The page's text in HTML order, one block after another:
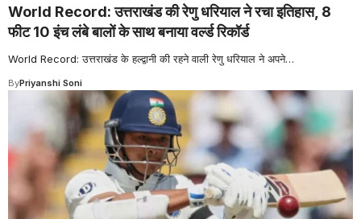
World Record: उत्तराखंड की रेणु धरियाल ने रचा इतिहास, 8
फीट 10 इंच लंबे बालों के साथ बनाया वर्ल्ड रिकॉर्ड
World Record: उत्तराखंड के हल्द्वानी की रहने वाली रेणु धरियाल ने अपने…
ByPriyanshi Soni